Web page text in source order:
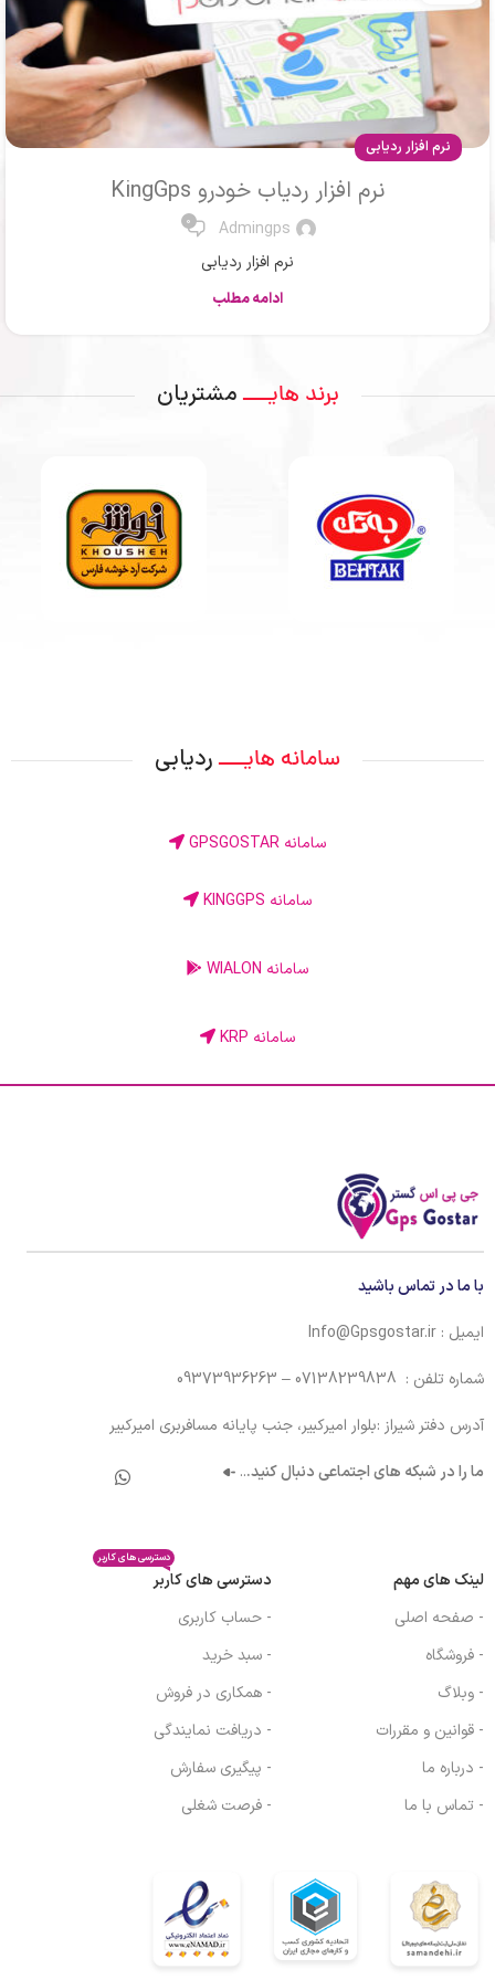
نرم افزار ردیابی
نرم افزار ردیاب خودرو KingGps
Admingps
0
نرم افزار ردیابی
ادامه مطلب
برند هایــــ مشتریان
سامانه هایــــ ردیابی
سامانه GPSGOSTAR
سامانه KINGGPS
سامانه WIALON
سامانه KRP
با ما در تماس باشید
ایمیل : Info@Gpsgostar.ir
شماره تلفن : 07138239838 – 09373936263
آدرس دفتر شیراز :بلوار امیرکبیر، جنب پایانه مسافربری امیرکبیر
ما را در شبکه های اجتماعی دنبال کنید...
لینک های مهم
- صفحه اصلی
- فروشگاه
- وبلاگ
- قوانین و مقررات
- درباره ما
- تماس با ما
دسترسی های کاربر
دسترسی های کاربر
- حساب کاربری
- سبد خرید
- همکاری در فروش
- دریافت نمایندگی
- پیگیری سفارش
- فرصت شغلی